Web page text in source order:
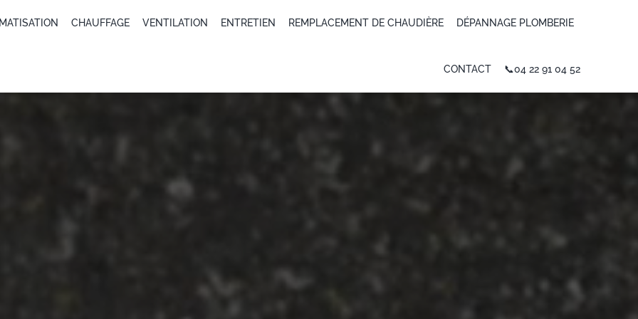
CHAUFFAGE VENTILATION ENTRETIEN REMPLACEMENT DE CHAUDIÈRE DÉPANNAGE PLOMBERIE
CONTACT 📞04 22 91 04 52